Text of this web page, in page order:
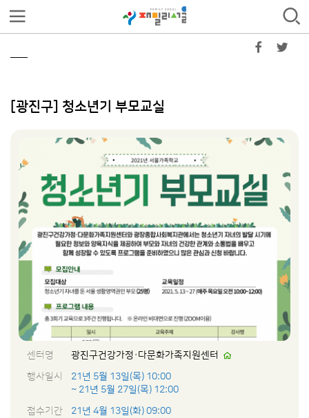
[광진구] 청소년기 부모교실
센터명
광진구건강가정·다문화가족지원센터
행사일시
21년 5월 13일(목) 10:00
~ 21년 5월 27일(목) 12:00
접수기간
21년 4월 13일(화) 09:00